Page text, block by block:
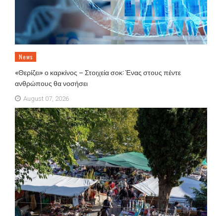
News
«Θερίζει» ο καρκίνος – Στοιχεία σοκ: Ένας στους πέντε
ανθρώπους θα νοσήσει
August 07, 2026